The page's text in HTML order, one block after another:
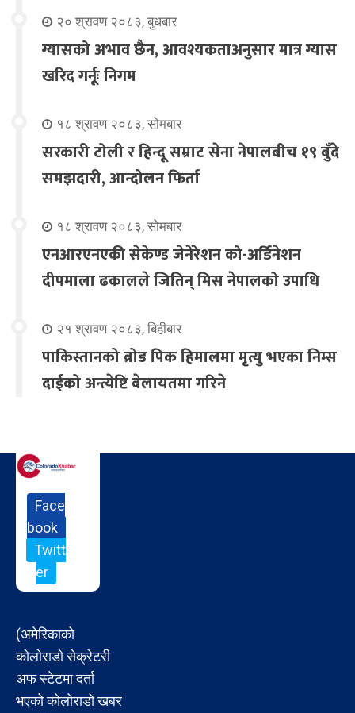
२० श्रावण २०८३, बुधबार
ग्यासको अभाव छैन, आवश्यकताअनुसार मात्र ग्यास
खरिद गर्नूः निगम
१८ श्रावण २०८३, सोमबार
सरकारी टोली र हिन्दू सम्राट सेना नेपालबीच १९ बुँदे
समझदारी, आन्दोलन फिर्ता
१८ श्रावण २०८३, सोमबार
एनआरएनएकी सेकेण्ड जेनेरेशन को-अर्डिनेशन
दीपमाला ढकालले जितिन् मिस नेपालको उपाधि
२१ श्रावण २०८३, बिहीबार
पाकिस्तानको ब्रोड पिक हिमालमा मृत्यु भएका निम्स
दाईको अन्त्येष्टि बेलायतमा गरिने
Face
book
Twitt
er
(अमेरिकाको
कोलोराडो सेक्रेटरी
अफ स्टेटमा दर्ता
भएको कोलोराडो खबर